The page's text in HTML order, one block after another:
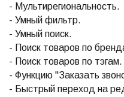
- Мультирегиональность.
- Умный фильтр.
- Умный поиск.
- Поиск товаров по
- Поиск товаров по тэгам.
- Функцию "Заказать
- Быстрый переход на